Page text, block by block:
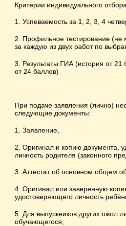
Критерии индивидуального
1. Успеваемость за 1, 2, 3, 4
2. Профильное тестирование (не
за каждую из двух работ по
3. Результаты ГИА (история от
от 24 баллов)
При подаче заявления (лично)
следующие документы:
1. Заявление,
2. Оригинал и копию документа,
личность родителя (законного
3. Аттестат об основном общем
4. Оригинал или заверенную
удостоверяющего личность
5. Для выпускников других школ
обучающегося,